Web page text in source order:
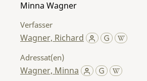
Minna Wagner
Verfasser
Wagner, Richard
Adressat(en)
Wagner, Minna